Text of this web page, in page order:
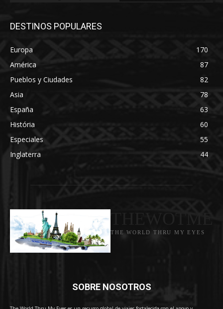
DESTINOS POPULARES
Europa
170
América
87
Pueblos y Ciudades
82
Asia
78
España
63
História
60
Especiales
55
Inglaterra
44
THE WORLD THRU MY EYES
SOBRE NOSOTROS